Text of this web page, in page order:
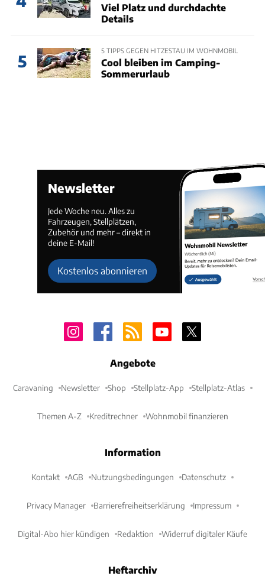
Viel Platz und durchdachte
Details
5
5 TIPPS GEGEN HITZESTAU IM WOHNMOBIL
Cool bleiben im Camping-
Sommerurlaub
Newsletter
Jede Woche neu. Alles zu
Fahrzeugen, Stellplätzen,
Zubehör und mehr – direkt in
deine E-Mail!
Kostenlos abonnieren
Angebote
Caravaning Newsletter Shop Stellplatz-App Stellplatz-Atlas
Themen A-Z Kreditrechner Wohnmobil finanzieren
Information
Kontakt AGB Nutzungsbedingungen Datenschutz
Privacy Manager Barrierefreiheitserklärung Impressum
Digital-Abo hier kündigen Redaktion Widerruf digitaler Käufe
Heftarchiv